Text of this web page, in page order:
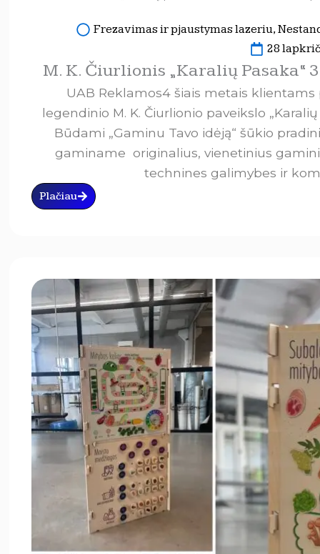
Frezavimas ir pjaustymas lazeriu,
28
M. K. Čiurlionis „Karalių Pasaka“
UAB Reklamos4 šiais metais
legendinio M. K. Čiurlionio paveikslo
Būdami „Gaminu Tavo idėją“ šūkio
gaminame originalius, vienetinius
technines galimybes ir
Plačiau